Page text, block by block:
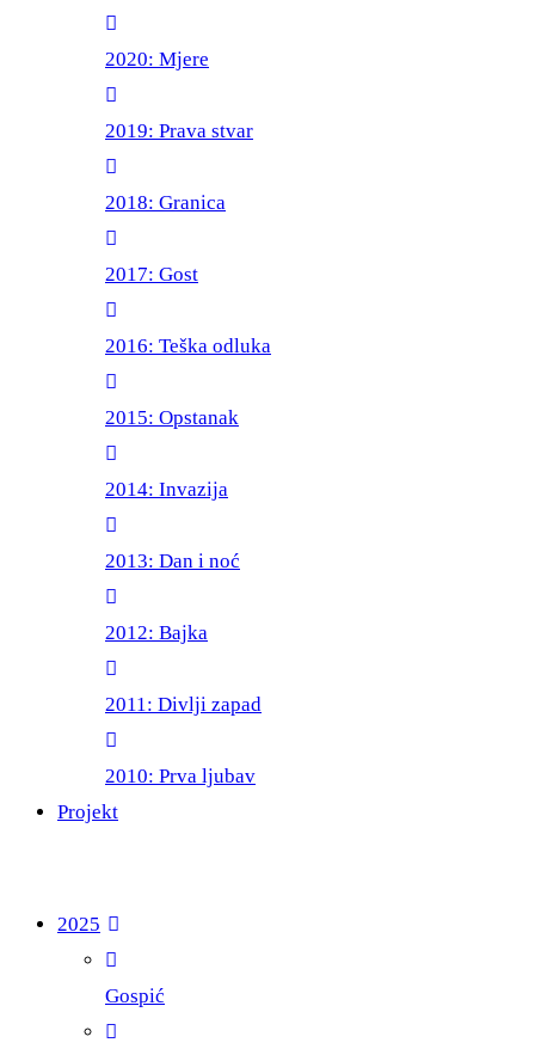
2020: Mjere
2019: Prava stvar
2018: Granica
2017: Gost
2016: Teška odluka
2015: Opstanak
2014: Invazija
2013: Dan i noć
2012: Bajka
2011: Divlji zapad
2010: Prva ljubav
Projekt
2025
Gospić